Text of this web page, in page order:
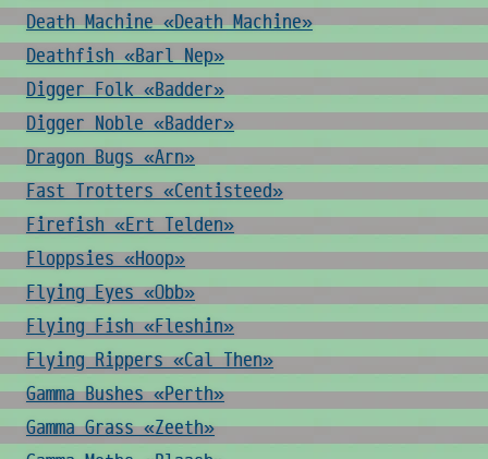
Death Machine «Death Machine»
Deathfish «Barl Nep»
Digger Folk «Badder»
Digger Noble «Badder»
Dragon Bugs «Arn»
Fast Trotters «Centisteed»
Firefish «Ert Telden»
Floppsies «Hoop»
Flying Eyes «Obb»
Flying Fish «Fleshin»
Flying Rippers «Cal Then»
Gamma Bushes «Perth»
Gamma Grass «Zeeth»